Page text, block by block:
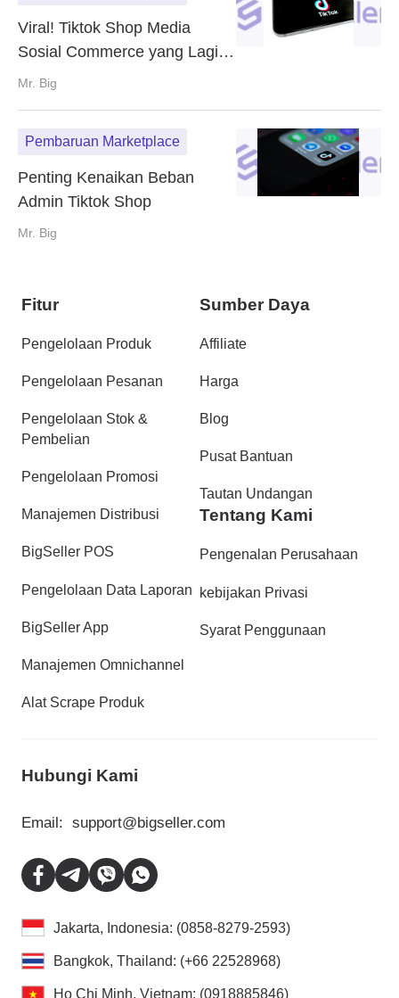
Viral! Tiktok Shop Media
Sosial Commerce yang Lagi
Trend
Mr. Big
Pembaruan Marketplace
Penting Kenaikan Beban
Admin Tiktok Shop
Mr. Big
Fitur
Pengelolaan Produk
Pengelolaan Pesanan
Pengelolaan Stok &
Pembelian
Pengelolaan Promosi
Manajemen Distribusi
BigSeller POS
Pengelolaan Data Laporan
BigSeller App
Manajemen Omnichannel
Alat Scrape Produk
Sumber Daya
Affiliate
Harga
Blog
Pusat Bantuan
Tautan Undangan
Tentang Kami
Pengenalan Perusahaan
kebijakan Privasi
Syarat Penggunaan
Hubungi Kami
Email: support@bigseller.com
Jakarta, Indonesia: (0858-8279-2593)
Bangkok, Thailand: (+66 22528968)
Ho Chi Minh, Vietnam: (0918885846)